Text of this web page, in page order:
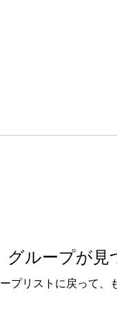
グループが見
プリストに戻って、